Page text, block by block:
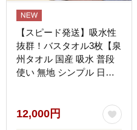
【スピード発送】吸水性
抜群！バスタオル3枚【泉
州タオル 国産 吸水 普段
使い 無地 シンプル 日用
12,000円